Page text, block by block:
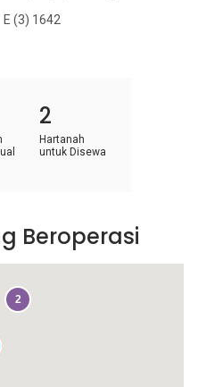
E (3) 1642
2
Hartanah
untuk Disewa
2
Beroperasi